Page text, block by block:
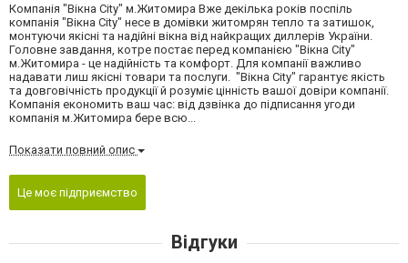
Компанія "Вікна City" м.Житомира Вже декілька років поспіль
компанія "Вікна City" несе в домівки житомрян тепло та затишок,
монтуючи якісні та надійні вікна від найкращих диллерів України.
Головне завдання, котре постає перед компанією "Вікна City"
м.Житомира - це надійність та комфорт. Для компанії важливо
надавати лиш якісні товари та послуги. "Вікна City" гарантує якість
та довговічність продукції й розуміє цінність вашої довіри компанії.
Компанія економить ваш час: від дзвінка до підписання угоди
компанія м.Житомира бере всю...
Показати повний опис
Це моє підприємство
Відгуки